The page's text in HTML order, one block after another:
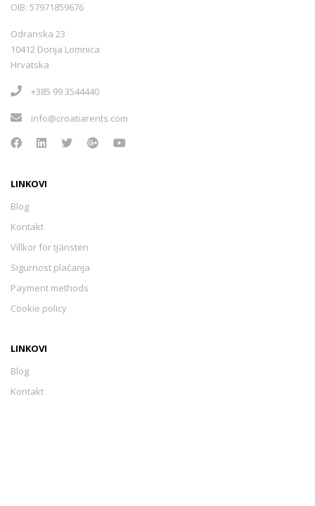
OIB: 57971859676
Odranska 23
10412 Donja Lomnica
Hrvatska
+385 99 3544440
info@croatiarents.com
LINKOVI
Blog
Kontakt
Villkor för tjänsten
Sigurnost plaćanja
Payment methods
Cookie policy
LINKOVI
Blog
Kontakt